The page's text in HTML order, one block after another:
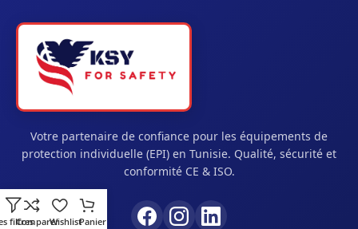
filtres
ComparerWishlistPanier
Votre partenaire de confiance pour les équipements de
protection individuelle (EPI) en Tunisie. Qualité, sécurité et
conformité CE & ISO.